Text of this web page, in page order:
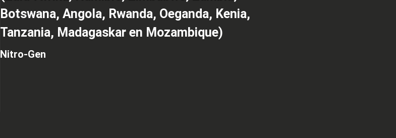
Botswana, Angola, Rwanda, Oeganda, Kenia,
Tanzania, Madagaskar en Mozambique)
Nitro-Gen